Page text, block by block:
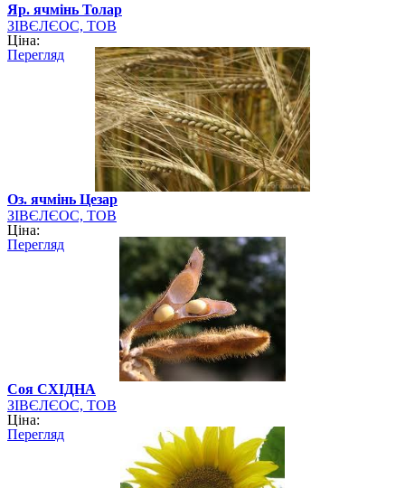
Яр. ячмінь Толар
ЗІВЄЛЄОС, ТОВ
Ціна:
Перегляд
Оз. ячмінь Цезар
ЗІВЄЛЄОС, ТОВ
Ціна:
Перегляд
Соя СХІДНА
ЗІВЄЛЄОС, ТОВ
Ціна:
Перегляд